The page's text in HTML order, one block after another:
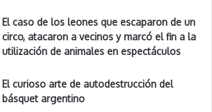
El caso de los leones que escaparon de un
circo, atacaron a vecinos y marcó el fin a la
utilización de animales en espectáculos
El curioso arte de autodestrucción del
básquet argentino